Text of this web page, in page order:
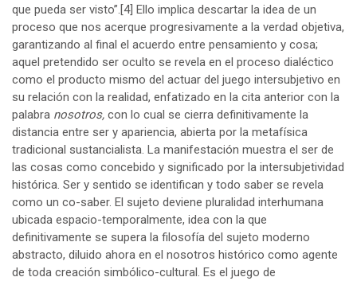
que pueda ser visto”.[4] Ello implica descartar la idea de un
proceso que nos acerque progresivamente a la verdad objetiva,
garantizando al final el acuerdo entre pensamiento y cosa;
aquel pretendido ser oculto se revela en el proceso dialéctico
como el producto mismo del actuar del juego intersubjetivo en
su relación con la realidad, enfatizado en la cita anterior con la
palabra nosotros, con lo cual se cierra definitivamente la
distancia entre ser y apariencia, abierta por la metafísica
tradicional sustancialista. La manifestación muestra el ser de
las cosas como concebido y significado por la intersubjetividad
histórica. Ser y sentido se identifican y todo saber se revela
como un co-saber. El sujeto deviene pluralidad interhumana
ubicada espacio-temporalmente, idea con la que
definitivamente se supera la filosofía del sujeto moderno
abstracto, diluido ahora en el nosotros histórico como agente
de toda creación simbólico-cultural. Es el juego de